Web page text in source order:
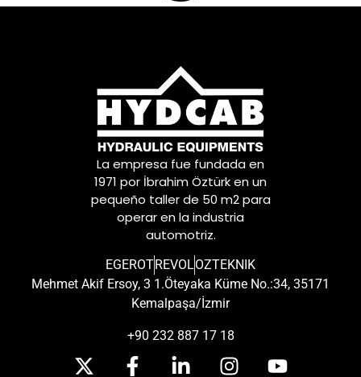
La empresa fue fundada en
1971 por İbrahim Öztürk en un
pequeño taller de 50 m2 para
operar en la industria
automotriz.
EGEROTREVOLOZTEKNIK
Mehmet Akif Ersoy, 3 1.Öteyaka Küme No.:34, 35171
Kemalpaşa/İzmir
+90 232 887 17 18